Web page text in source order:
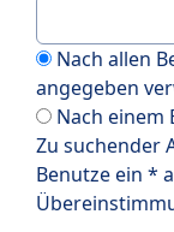
Nach allen
angegeben
Nach einem
Zu suchender
Benutze ein *